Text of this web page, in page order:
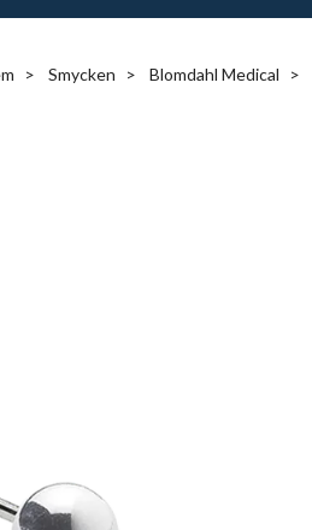
Smycken Blomdahl Medical